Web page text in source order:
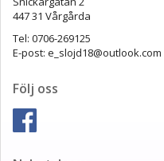
447 31 Vårgårda
Tel: 0706-269125
E-post: e_slojd18@outlook.com
Följ oss